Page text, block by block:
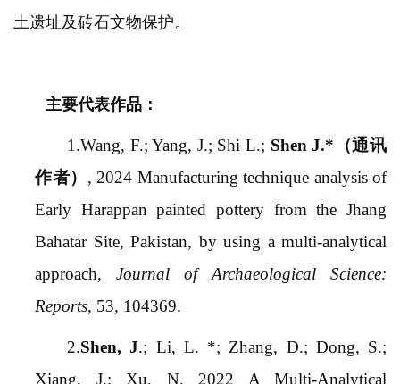
土遗址及砖石文物保护。
主要代表作品：
1.Wang, F.; Yang, J.; Shi L.; Shen J.* （通讯
作者） , 2024 Manufacturing technique analysis of
Early Harappan painted pottery from the Jhang
Bahatar Site, Pakistan, by using a multi-analytical
approach, Journal of Archaeological Science:
Reports, 53, 104369.
2.Shen, J.; Li, L. *; Zhang, D.; Dong, S.;
Xiang, J.; Xu, N. 2022 A Multi-Analytical